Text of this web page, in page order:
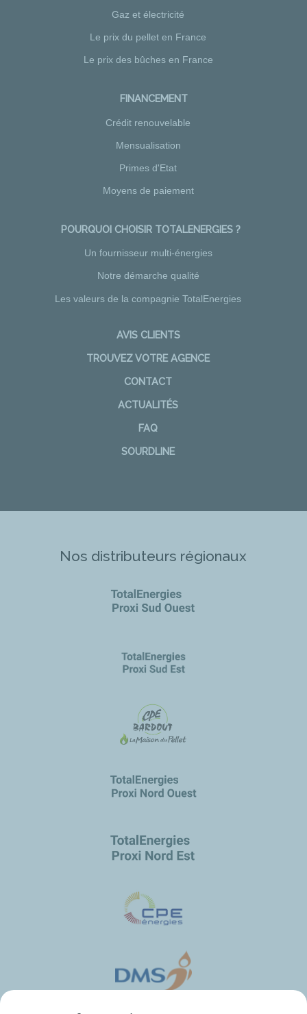
Gaz et électricité
Le prix du pellet en France
Le prix des bûches en France
FINANCEMENT
Crédit renouvelable
Mensualisation
Primes d'Etat
Moyens de paiement
POURQUOI CHOISIR TOTALENERGIES ?
Un fournisseur multi-énergies
Notre démarche qualité
Les valeurs de la compagnie TotalEnergies
AVIS CLIENTS
TROUVEZ VOTRE AGENCE
CONTACT
ACTUALITÉS
FAQ
SOURDLINE
Nos distributeurs régionaux